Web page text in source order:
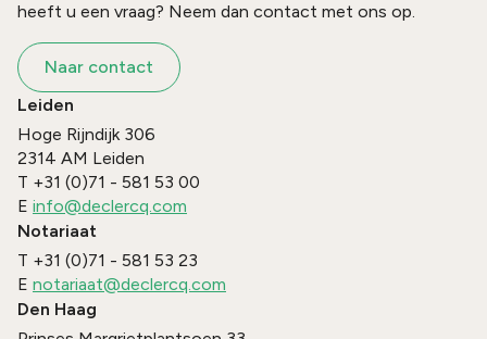
heeft u een vraag? Neem dan contact met ons op.
Naar contact
Leiden
Hoge Rijndijk 306
2314 AM Leiden
T +31 (0)71 - 581 53 00
E info@declercq.com
Notariaat
T +31 (0)71 - 581 53 23
E notariaat@declercq.com
Den Haag